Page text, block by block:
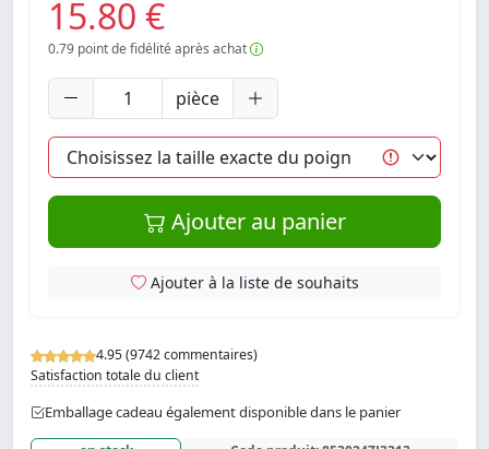
4.95 (9742 commentaires)
Satisfaction totale du client
Emballage cadeau également disponible dans le panier
15.80 €
0.79 point de fidélité après achat
pièce
Ajouter au panier
Ajouter à la liste de souhaits